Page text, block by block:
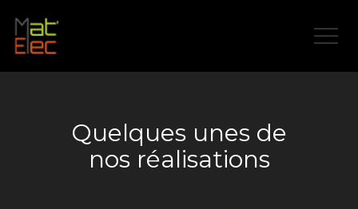
Quelques unes de
nos réalisations